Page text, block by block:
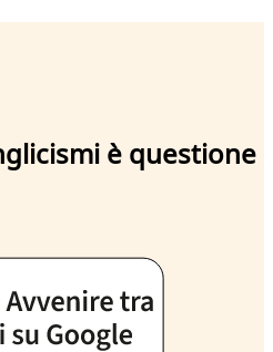
è questione